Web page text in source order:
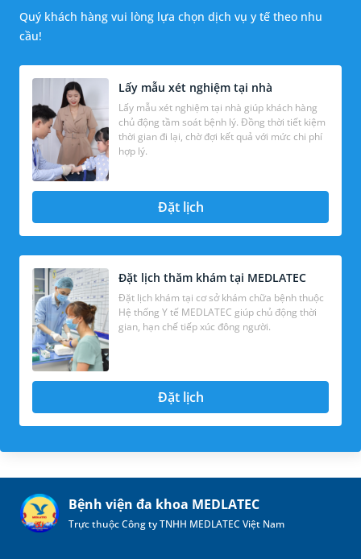
Quý khách hàng vui lòng lựa chọn dịch vụ y tế theo nhu
cầu!
Lấy mẫu xét nghiệm tại nhà
Lấy mẫu xét nghiệm tại nhà giúp khách hàng
chủ động tầm soát bệnh lý. Đồng thời tiết kiệm
thời gian đi lại, chờ đợi kết quả với mức chi phí
hợp lý.
Đặt lịch
Đặt lịch thăm khám tại MEDLATEC
Đặt lịch khám tại cơ sở khám chữa bệnh thuộc
Hệ thống Y tế MEDLATEC giúp chủ động thời
gian, hạn chế tiếp xúc đông người.
Đặt lịch
Bệnh viện đa khoa MEDLATEC
Trực thuộc Công ty TNHH MEDLATEC Việt Nam